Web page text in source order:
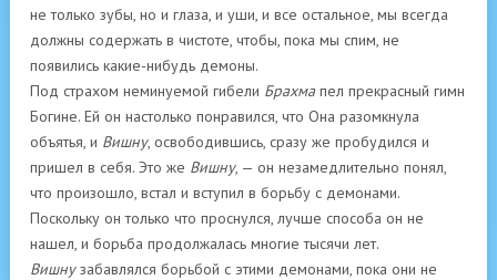
не только зубы, но и глаза, и уши, и все остальное, мы всегда
должны содержать в чистоте, чтобы, пока мы спим, не
появились какие-нибудь демоны.
Под страхом неминуемой гибели Брахмапел прекрасный гимн
Богине. Ей он настолько понравился, что Она разомкнула
объятья, и Вишну, освободившись, сразу же пробудился и
пришел в себя. Это же Вишну, — он незамедлительно понял,
что произошло, встал и вступил в борьбу с демонами.
Поскольку он только что проснулся, лучше способа он не
нашел, и борьба продолжалась многие тысячи лет.
Вишнузабавлялся борьбой с этими демонами, пока они не